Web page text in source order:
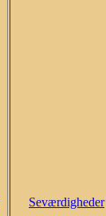
Seværdigheder